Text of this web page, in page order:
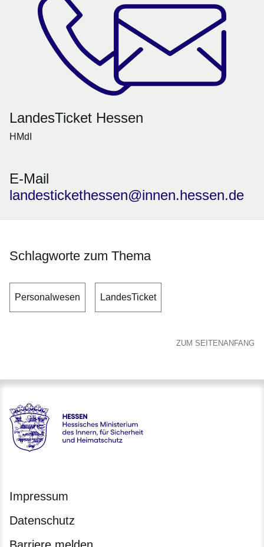
LandesTicket Hessen
HMdI
E-Mail
landestickethessen@innen.hessen.de
Schlagworte zum Thema
Personalwesen LandesTicket
ZUM SEITENANFANG
Hessen - Hessisches Ministerium des Innern, für Sicherheit
Impressum
Datenschutz